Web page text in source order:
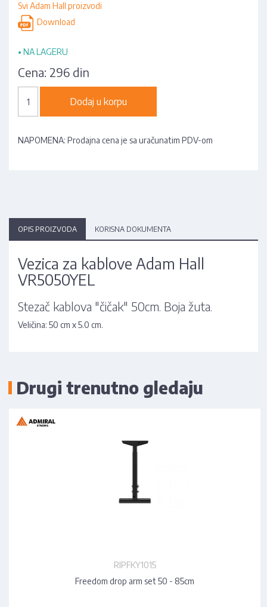
Svi Adam Hall proizvodi
Download
• NA LAGERU
Cena: 296 din
Dodaj u korpu
NAPOMENA: Prodajna cena je sa uračunatim PDV-om
OPIS PROIZVODA KORISNA DOKUMENTA
Vezica za kablove Adam Hall
VR5050YEL
Stezač kablova "čičak" 50cm. Boja žuta.
Veličina: 50 cm x 5.0 cm.
Drugi trenutno gledaju
RIPFKY1015
Freedom drop arm set 50 - 85cm